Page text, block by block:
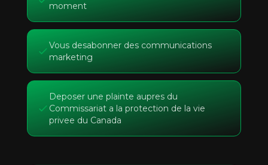
moment
Vous desabonner des communications
marketing
Deposer une plainte aupres du
Commissariat a la protection de la vie
privee du Canada